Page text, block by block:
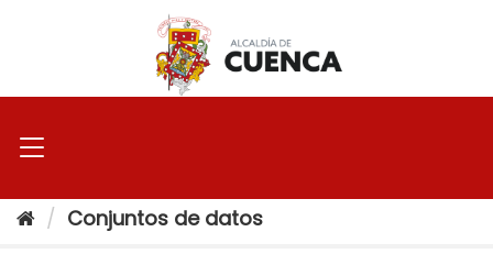
Conjuntos de datos